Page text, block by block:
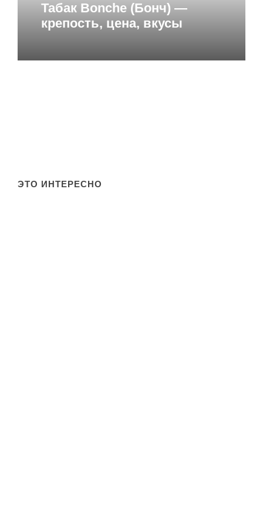
Табак Bonche (Бонч) —
крепость, цена, вкусы
ЭТО ИНТЕРЕСНО